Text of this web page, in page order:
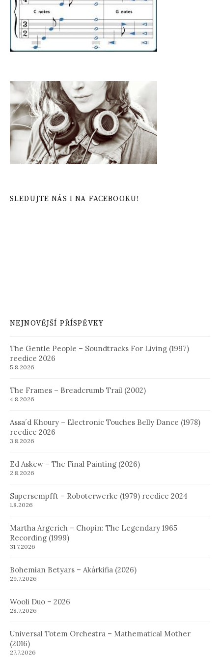
SLEDUJTE NÁS I NA FACEBOOKU!
NEJNOVĚJŠÍ PŘÍSPĚVKY
The Gentle People – Soundtracks For Living (1997)
reedice 2026
5.8.2026
The Frames – Breadcrumb Trail (2002)
4.8.2026
Assa´d Khoury – Electronic Touches Belly Dance (1978)
reedice 2026
3.8.2026
Ed Askew – The Final Painting (2026)
2.8.2026
Supersempfft – Roboterwerke (1979) reedice 2024
1.8.2026
Martha Argerich – Chopin: The Legendary 1965
Recording (1999)
31.7.2026
Bohemian Betyars – Akárkifia (2026)
29.7.2026
Wooli Duo – 2026
28.7.2026
Universal Totem Orchestra – Mathematical Mother
(2016)
27.7.2026